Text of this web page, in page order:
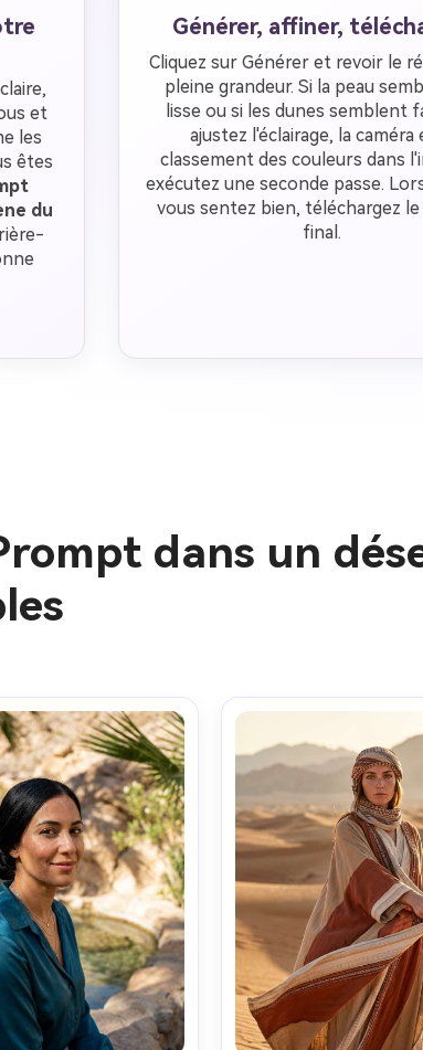
et
les
êtes
du
Générer, affiner,
Cliquez sur Générer et revoir le
pleine grandeur. Si la peau
lisse ou si les dunes semblent
ajustez l'éclairage, la caméra
classement des couleurs dans
exécutez une seconde passe.
vous sentez bien, téléchargez
final.
dans un